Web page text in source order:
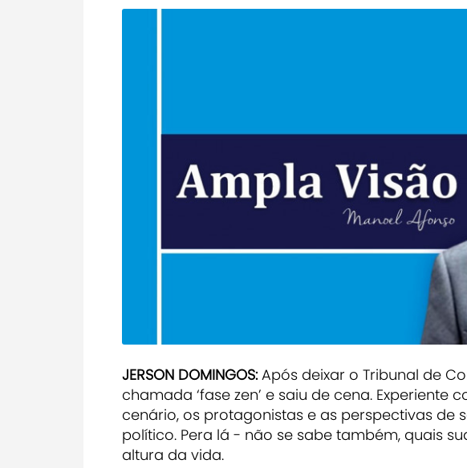
JERSON DOMINGOS:Após deixar o Tribunal de
chamada ‘fase zen’ e saiu de cena. Experiente
cenário, os protagonistas e as perspectivas de
político. Pera lá - não se sabe também, quais
altura da vida.